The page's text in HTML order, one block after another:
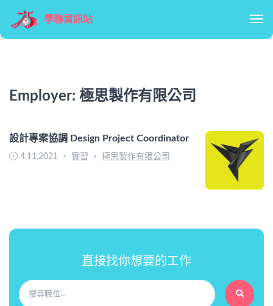
學聯資訊站
Employer: 極思製作有限公司
設計專案協調 Design Project Coordinator
4.11.2021 ・ 實習 ・ 極思製作有限公司
直接找你想要的工作